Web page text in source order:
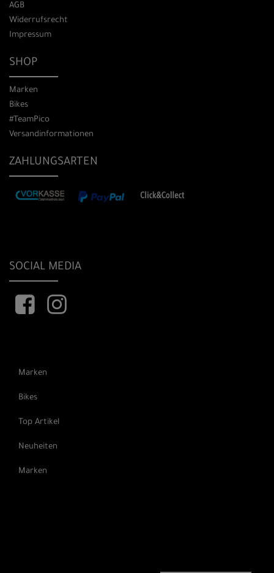
AGB
Widerrufsrecht
Impressum
SHOP
Marken
Bikes
#TeamPico
Versandinformationen
ZAHLUNGSARTEN
SOCIAL MEDIA
Marken
Bikes
Top Artikel
Neuheiten
Marken